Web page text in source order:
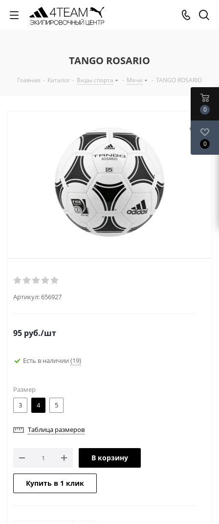
TANGO ROSARIO
Главная - Каталог - Виды спорта - Мячи - TANGO ROSARIO
Артикул:656927
95 руб./шт
Есть в наличии (19)
Размер
3
4 5
Таблица размеров
В корзину
Купить в 1 клик
0
0